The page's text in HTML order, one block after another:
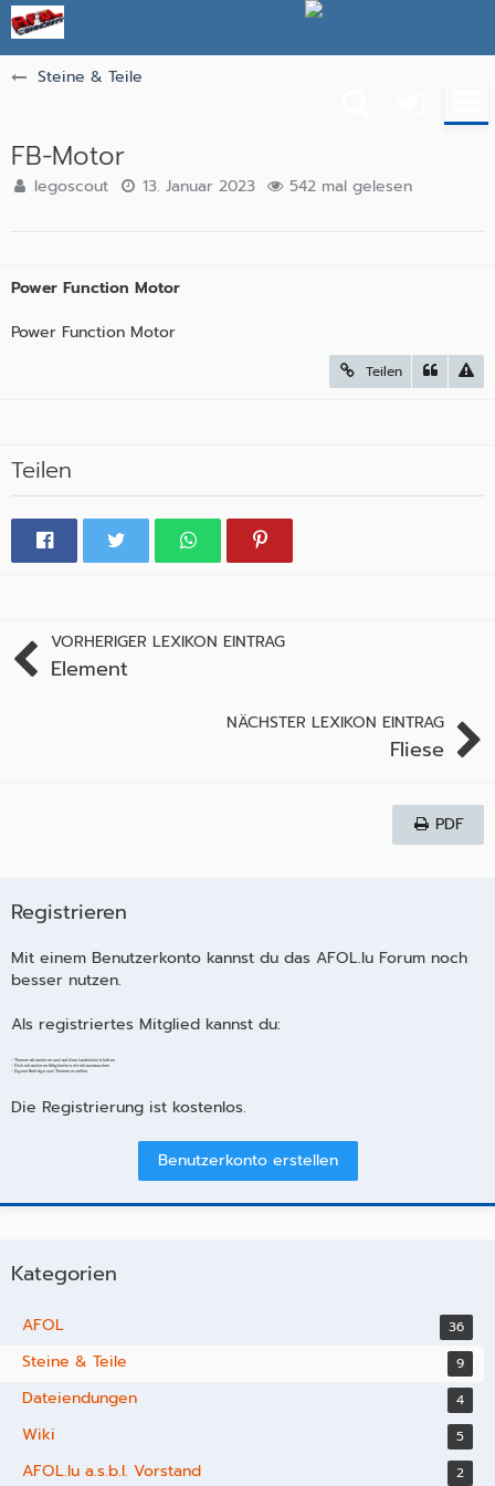
Steine & Teile
FB-Motor
legoscout 13. Januar 2023 542 mal gelesen
Power Function Motor
Power Function Motor
Teilen
Teilen
VORHERIGER LEXIKON EINTRAG
Element
NÄCHSTER LEXIKON EINTRAG
Fliese
PDF
Registrieren
Mit einem Benutzerkonto kannst du das AFOL.lu Forum noch
besser nutzen.
Als registriertes Mitglied kannst du:
- Themen abonnieren und auf dem Laufenden bleiben
- Dich mit anderen Mitgliedern direkt austauschen
- Eigene Beiträge und Themen erstellen
Die Registrierung ist kostenlos.
Benutzerkonto erstellen
Kategorien
AFOL 36
Steine & Teile 9
Dateiendungen 4
Wiki 5
AFOL.lu a.s.b.l. Vorstand 2